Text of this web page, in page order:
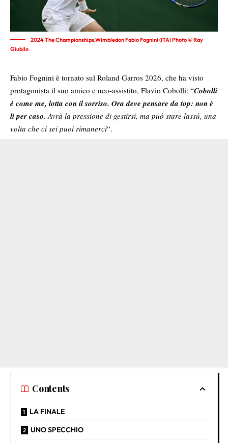
2024 The Championships,Wimbledon Fabio Fognini (ITA) Photo © Ray
Giubilo
Fabio Fognini è tornato sul Roland Garros 2026, che ha visto
protagonista il suo amico e neo-assistito, Flavio Cobolli: “Cobolli
è come me, lotta con il sorriso. Ora deve pensare da top: non è
lì per caso.Avrà la pressione di gestirsi, ma può stare lassù, una
volta che ci sei puoi rimanerci“.
Contents
LA FINALE
UNO SPECCHIO